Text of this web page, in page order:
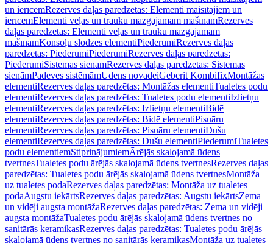
un ierīcēmRezerves daļas paredzētas: Elementi maisītājiem un
ierīcēmElementi veļas un trauku mazgājamām mašīnāmRezerves
daļas paredzētas: Elementi veļas un trauku mazgājamām
mašīnāmKonsoļu slodzes elementiPiederumiRezerves daļas
paredzētas: PiederumiPiederumiRezerves daļas paredzētas:
PiederumiSistēmas sienāmRezerves daļas paredzētas: Sistēmas
sienāmPadeves sistēmāmŪdens novadeiGeberit KombifixMontāžas
elementiRezerves daļas paredzētas: Montāžas elementiTualetes podu
elementiRezerves daļas paredzētas: Tualetes podu elementiIzlietņu
elementiRezerves daļas paredzētas: Izlietņu elementiBidē
elementiRezerves daļas paredzētas: Bidē elementiPisuāru
elementiRezerves daļas paredzētas: Pisuāru elementiDušu
elementiRezerves daļas paredzētas: Dušu elementiPiederumiTualetes
podu elementiemStiprinājumiemĀrējās skalojamā ūdens
tvertnesTualetes podu ārējās skalojamā ūdens tvertnesRezerves daļas
paredzētas: Tualetes podu ārējās skalojamā ūdens tvertnesMontāža
uz tualetes podaRezerves daļas paredzētas: Montāža uz tualetes
podaAugstu iekārtsRezerves daļas paredzētas: Augstu iekārtsZema
un vidēji augsta montāžaRezerves daļas paredzētas: Zema un vidēji
augsta montāžaTualetes podu ārējās skalojamā ūdens tvertnes no
sanitārās keramikasRezerves daļas paredzētas: Tualetes podu ārējās
skalojamā ūdens tvertnes no sanitārās keramikasMontāža uz tualetes